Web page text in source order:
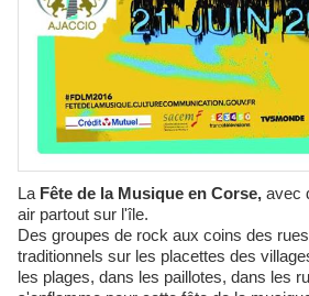
La Fête de la Musique en Corse, avec
air partout sur l'île.
Des groupes de rock aux coins des
traditionnels sur les placettes des
les plages, dans les paillotes, dans les